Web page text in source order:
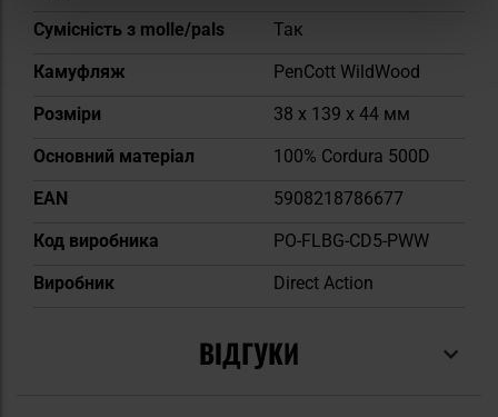
Сумісність з molle/pals
Так
Камуфляж
PenCott WildWood
Розміри
38 x 139 x 44 мм
Основний матеріал
100% Cordura 500D
EAN
5908218786677
Код виробника
PO-FLBG-CD5-PWW
Виробник
Direct Action
ВІДГУКИ